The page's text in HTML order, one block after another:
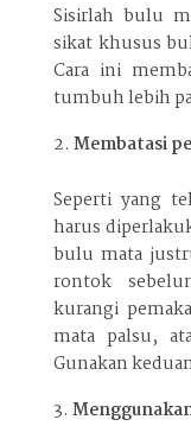
Sisirlah bulu
sikat khusus
Cara ini
tumbuh lebih
Membatasi
Seperti yang
harus
bulu mata
rontok
kurangi
mata palsu,
Gunakan